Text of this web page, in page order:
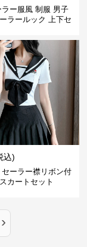
ラー服風 制服 男子
ラールック 上下セ
込)
ーラー襟リボン付
カートセット
›